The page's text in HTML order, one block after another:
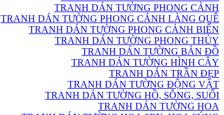
TRANH DÁN TƯỜNG PHONG CẢNH
TRANH DÁN TƯỜNG PHONG CẢNH LÀNG QUÊ
TRANH DÁN TƯỜNG PHONG CẢNH BIỂN
TRANH DÁN TƯỜNG PHONG THỦY
TRANH DÁN TƯỜNG BẢN ĐỒ
TRANH DÁN TƯỜNG HÌNH CÂY
TRANH DÁN TRẦN ĐẸP
TRANH DÁN TƯỜNG ĐỘNG VẬT
TRANH DÁN TƯỜNG HỒ, SÔNG, SUỐI
TRANH DÁN TƯỜNG HOA